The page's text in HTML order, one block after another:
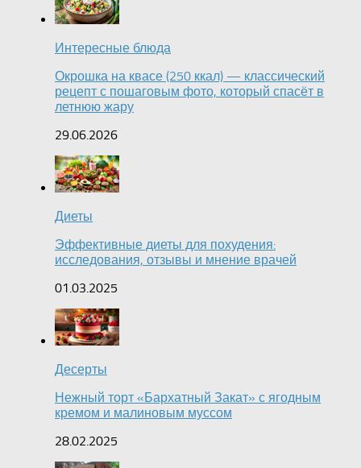
Интересные блюда
Окрошка на квасе (250 ккал) — классический
рецепт с пошаговым фото, который спасёт в
летнюю жару
29.06.2026
Диеты
Эффективные диеты для похудения:
исследования, отзывы и мнение врачей
01.03.2025
Десерты
Нежный торт «Бархатный Закат» с ягодным
кремом и малиновым муссом
28.02.2025